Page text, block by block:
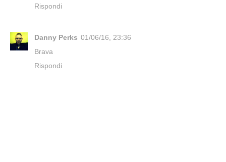
Rispondi
Danny Perks 01/06/16, 23:36
Brava
Rispondi